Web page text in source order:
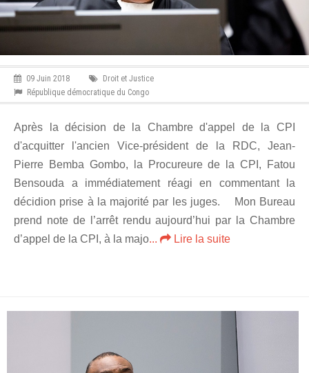
09 Juin 2018
Droit et Justice
République démocratique du Congo
Après la décision de la Chambre d'appel de la CPI
d'acquitter l'ancien Vice-président de la RDC, Jean-
Pierre Bemba Gombo, la Procureure de la CPI, Fatou
Bensouda a immédiatement réagi en commentant la
décidion prise à la majorité par les juges. Mon Bureau
prend note de l’arrêt rendu aujourd’hui par la Chambre
d’appel de la CPI, à la majo... Lire la suite